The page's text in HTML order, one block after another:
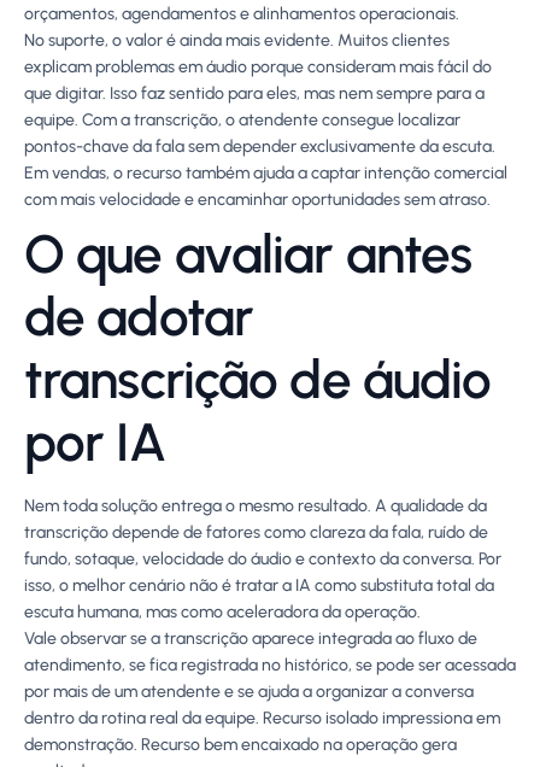
orçamentos, agendamentos e alinhamentos operacionais.
No suporte, o valor é ainda mais evidente. Muitos clientes
explicam problemas em áudio porque consideram mais fácil do
que digitar. Isso faz sentido para eles, mas nem sempre para a
equipe. Com a transcrição, o atendente consegue localizar
pontos-chave da fala sem depender exclusivamente da escuta.
Em vendas, o recurso também ajuda a captar intenção comercial
com mais velocidade e encaminhar oportunidades sem atraso.
O que avaliar antes
de adotar
transcrição de áudio
por IA
Nem toda solução entrega o mesmo resultado. A qualidade da
transcrição depende de fatores como clareza da fala, ruído de
fundo, sotaque, velocidade do áudio e contexto da conversa. Por
isso, o melhor cenário não é tratar a IA como substituta total da
escuta humana, mas como aceleradora da operação.
Vale observar se a transcrição aparece integrada ao fluxo de
atendimento, se fica registrada no histórico, se pode ser acessada
por mais de um atendente e se ajuda a organizar a conversa
dentro da rotina real da equipe. Recurso isolado impressiona em
demonstração. Recurso bem encaixado na operação gera